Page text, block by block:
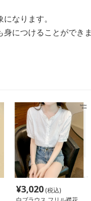
なります。
につけることができま
¥3,020(税込)